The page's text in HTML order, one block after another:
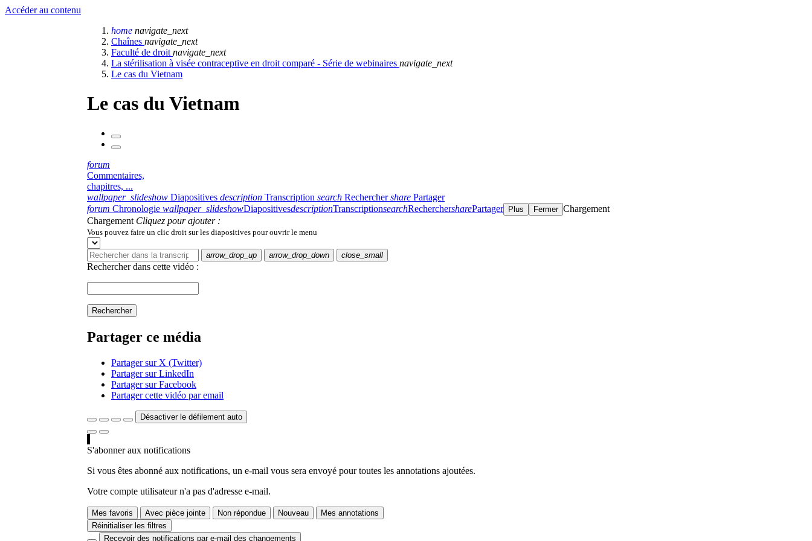
Accéder au contenu
home navigate_next
Chaînes navigate_next
Faculté de droit navigate_next
La stérilisation à visée contraceptive en droit comparé - Série de webinaires navigate_next
Le cas du Vietnam
Le cas du Vietnam
forum
Commentaires,
chapitres, ...
wallpaper_slideshow Diapositives description Transcription search Rechercher share Partager
forum Chronologie wallpaper_slideshowDiapositivesdescriptionTranscriptionsearchRecherchersharePartager Plus Fermer Chargement
Chargement Cliquez pour ajouter :
Vous pouvez faire un clic droit sur les diapositives pour ouvrir le menu
arrow_drop_up arrow_drop_down close_small
Rechercher dans cette vidéo :
Rechercher
Partager ce média
Partager sur X (Twitter)
Partager sur LinkedIn
Partager sur Facebook
Partager cette vidéo par email
Désactiver le défilement auto
S'abonner aux notifications
Si vous êtes abonné aux notifications, un e-mail vous sera envoyé pour toutes les annotations ajoutées.
Votre compte utilisateur n'a pas d'adresse e-mail.
Mes favoris Avec pièce jointe Non répondue Nouveau
Mes annotations
Réinitialiser les filtres
Recevoir des notifications par e-mail des changements